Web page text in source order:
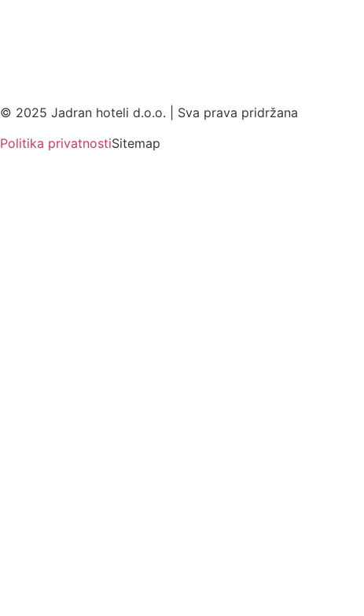
© 2025 Jadran hoteli d.o.o. | Sva prava pridržana
Politika privatnostiSitemap